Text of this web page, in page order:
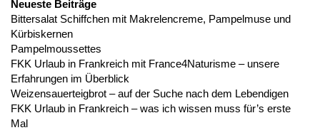
Neueste Beiträge
Bittersalat Schiffchen mit Makrelencreme, Pampelmuse und
Kürbiskernen
Pampelmoussettes
FKK Urlaub in Frankreich mit France4Naturisme – unsere
Erfahrungen im Überblick
Weizensauerteigbrot – auf der Suche nach dem Lebendigen
FKK Urlaub in Frankreich – was ich wissen muss für’s erste
Mal